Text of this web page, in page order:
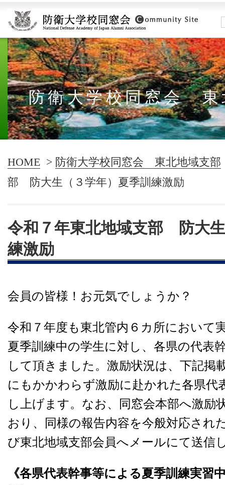
防衛大学校同窓会 東
HOME > 防衛大学校同窓会 東北地域支部
部 防大生（３学年）夏季訓練激励
令和７年東北地域支部 防大
練激励
会員の皆様！お元気でしょうか？
令和７年度も東北管内６カ所において
夏季訓練中の学生に対し、各県の代表
して頂きました。激励状況は、下記掲
にもかかわらず激励に赴かれた各県代
し上げます。なお、同窓会本部へ激励
おり、同様の報告内容を今般対応され
び東北地域支部会員へメールにて送信
《各県代表幹事等による夏季訓練実習